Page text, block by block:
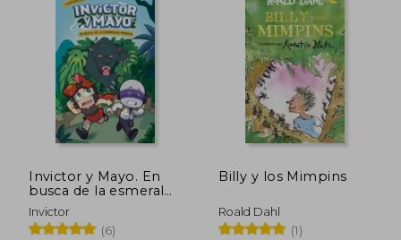
40%
dcto. S/ 82,59
55%
dcto.
Invictor y Mayo. En
busca de la esmeralda
perdida
Invictor
(6)
Billy y los Mimpins
Roald Dahl
(1)